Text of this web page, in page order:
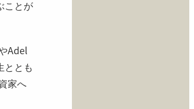
ことが
Adel
ととも
家へ